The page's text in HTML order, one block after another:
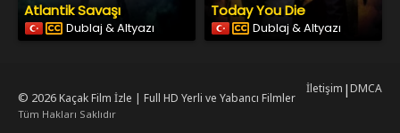
Atlantik Savaşı
Dublaj & Altyazı
Today You Die
Dublaj & Altyazı
© 2026Kaçak Film İzle | Full HD Yerli ve Yabancı Filmler
Tüm Hakları Saklıdır
İletişim |DMCA